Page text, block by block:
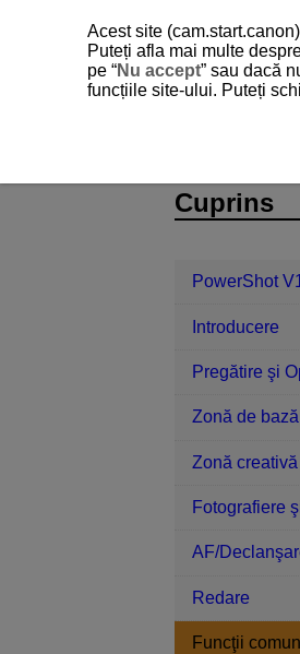
PowerShot V1
Cuprins
PowerShot
Introducere
Pregătire şi
Zonă de bază
Zonă creativă
Fotografiere
AF/
Redare
Funcţii
Acest site
Puteți afla mai multe
pe “Nu accept” sau dacă
funcțiile site-ului. Puteți